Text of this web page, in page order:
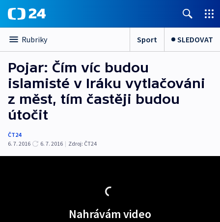
Rubriky Sport SLEDOVAT
Pojar: Čím víc budou
islamisté v Iráku vytlačováni
z měst, tím častěji budou
útočit
ČT24
6. 7. 2016
6. 7. 2016 | Zdroj: ČT24
Nahrávám video